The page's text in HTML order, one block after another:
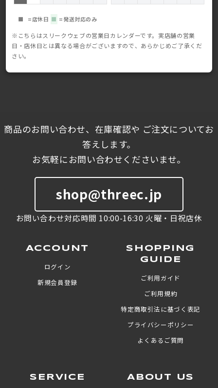
■ =店休日 ■ =発送対応のみ
※こちらはスリークウェブの営業日カレンダーです。実店舗の営業
日・店休日とは異なる場合がございますので、あらかじめご了承くだ
さい。
商品のお問い合わせ、在庫確認や ご注文についてお
答えします。
お気軽にお問い合わせくださいませ。
shop@threec.jp
お問い合わせ対応時間 10:00-16:30 火曜・日祝店休
ACCOUNT
ログイン
新規会員登録
SHOPPING
GUIDE
ご利用ガイド
ご利用規約
特定商取引法に基づく表記
プライバシーポリシー
よくあるご質問
SERVICE ABOUT US